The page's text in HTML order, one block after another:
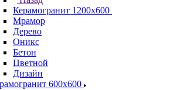
Керамогранит 1200х600
Мрамор
Дерево
Оникс
Бетон
Цветной
Дизайн
600х600